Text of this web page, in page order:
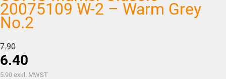
20075109 W-2 – Warm Grey
No.2
7.90Ursprünglicher
Preis
war:
6.40
Aktueller
5.90 exkl. MWST